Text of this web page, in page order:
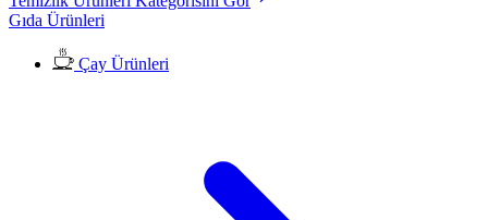
Gıda Ürünleri
Çay Ürünleri